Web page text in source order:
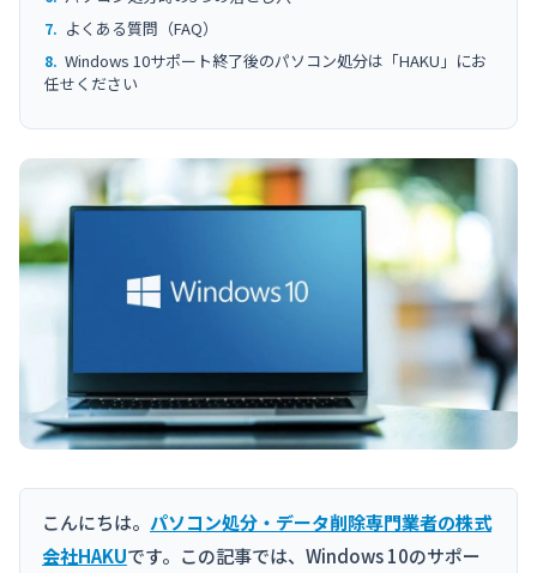
こんにちは。 パソコン処分・データ削除専門業者の株式
会社HAKUです。この記事では、Windows 10のサポー
よくある質問（FAQ）
Windows 10サポート終了後のパソコン処分は「HAKU」にお
任せください